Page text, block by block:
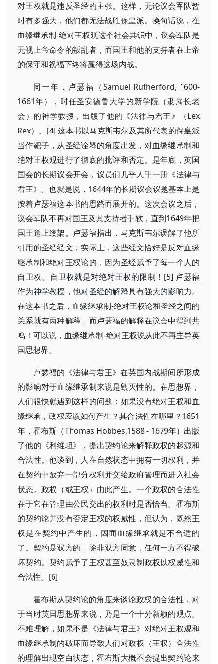
对王权就是违反圣经的主张。这样，无论议会军队暂
时有多强大，他们都无法战胜保皇派。换句话说，在
血缘继承制-绝对王权观这个社会共识中，议会军队是
无视上帝命令的叛乱者，而国王和他的支持者在上帝
的保守和祝福下终将赢得这场内战。
同一年，卢瑟福（Samuel Rutherford, 1600-
1661年），时任圣安德鲁大学的新学院（隶属长老
会）的神学教授，出版了他的《法律与君王》（Lex
Rex）。[4] 这本书以马克斯韦尔及其所代表的保皇派
当作靶子，从圣经诠释的角度出发，对血缘继承制和
绝对王权观进行了彻底的批评和否定。是年底，英国
国会的长期议会开会，议员们几乎人手一册《法律与
君王》。也就是说，1644年的长期议会议题基本上是
按着卢瑟福这本书的思路而展开的。这次会议之后，
议会军队不再对国王及其支持者手软，直到1649年把
国王送上绞架。卢瑟福指出，马克斯韦尔误解了他所
引用的圣经经文；实际上，这些经文恰好是反对血缘
继承制和绝对王权论的，因为圣经赋予了每一个人的
自卫权。自卫权就是对绝对王权的限制！[5] 卢瑟福
作为神学教授，他对圣经的解释具有强大的影响力。
在这本书之后，血缘继承制-绝对王权论和圣经之间的
关系就有两种解释，而卢瑟福的解释在议会中得到共
鸣！可以说，血缘继承制-绝对王权说从此不再主导英
国思想界。
卢瑟福的《法律与君王》在英国内战期间所形成
的影响对于血缘继承制来说是毁灭性的。在思想界，
人们很快就遇到这样的问题：如果没有绝对王权和血
缘继承，政权应该如何产生？其合法性在哪里？1651
年，霍布斯（Thomas Hobbes,1588 - 1679年）出版
了他的《利维坦》，提出契约论来解释政权的起源和
合法性。他谈到，人在自然状态中拥有一切权利，并
在契约中放弃一部分权利并交给政府管理而进入社会
状态。政权（或王权）由此产生。一个政权的合法性
在于它在管理由公民交出的权利时是否恰当。霍布斯
的契约论并没有否定王权的权威性，但认为，既然王
权是在契约中产生的，因而血缘继承就是不合适的
了。契约是双方的，除非双方同意，任何一方不得破
坏契约。契约赋予了王权甚至奴隶制政权以权威性和
合法性。[6]
霍布斯从契约论的角度来谈论政权的合法性，对
于当时英国思想界来说，乃是一个十分新颖的观点。
不难理解，如果不是《法律与君王》对绝对王权观和
血缘继承制的破坏而导致人们对政权（王权）合法性
的理解出现空白状态，霍布斯大概不会提出契约论来